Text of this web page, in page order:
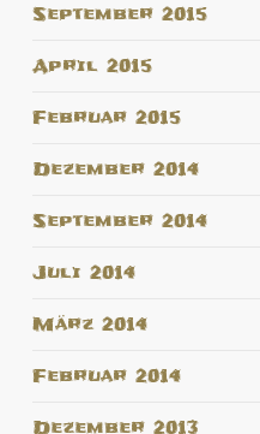
September 2015
April 2015
Februar 2015
Dezember 2014
September 2014
Juli 2014
März 2014
Februar 2014
Dezember 2013